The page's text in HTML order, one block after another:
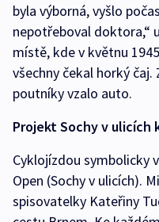
byla výborná, vyšlo
nepotřeboval doktora,“
místě, kde v květnu
všechny čekal horký
poutníky vzalo auto.
Projekt Sochy v ulicích
Cyklojízdou symbolicky
Open (Sochy v ulicích).
spisovatelky Kateřiny